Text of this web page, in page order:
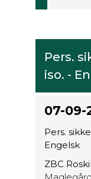
Pers.
iso. -
07-09-
Pers.
Engelsk
ZBC